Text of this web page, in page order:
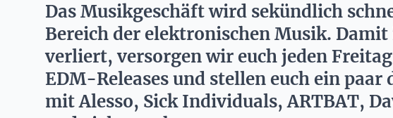
Das Musikgeschäft wird sekündlich
Bereich der elektronischen Musik.
verliert, versorgen wir euch jeden
EDM-Releases und stellen euch ein
mit Alesso, Sick Individuals, ARTBAT,